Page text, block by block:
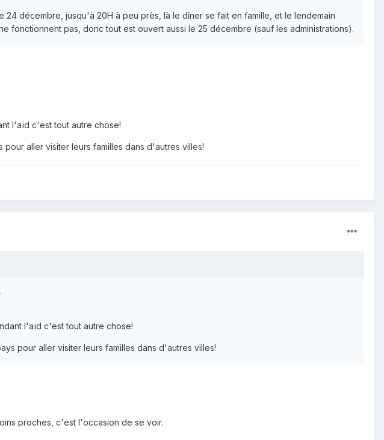
décembre, jusqu'à 20H à peu près, là le dîner se fait en famille, et le lendemain
fonctionnent pas, donc tout est ouvert aussi le 25 décembre (sauf les administrations).
l'aïd c'est tout autre chose!
aller visiter leurs familles dans d'autres villes!
l'aïd c'est tout autre chose!
pour aller visiter leurs familles dans d'autres villes!
proches, c'est l'occasion de se voir.